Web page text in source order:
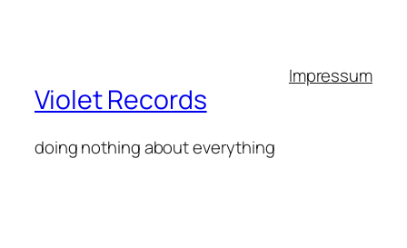
Violet Records
doing nothing about everything
Impressum